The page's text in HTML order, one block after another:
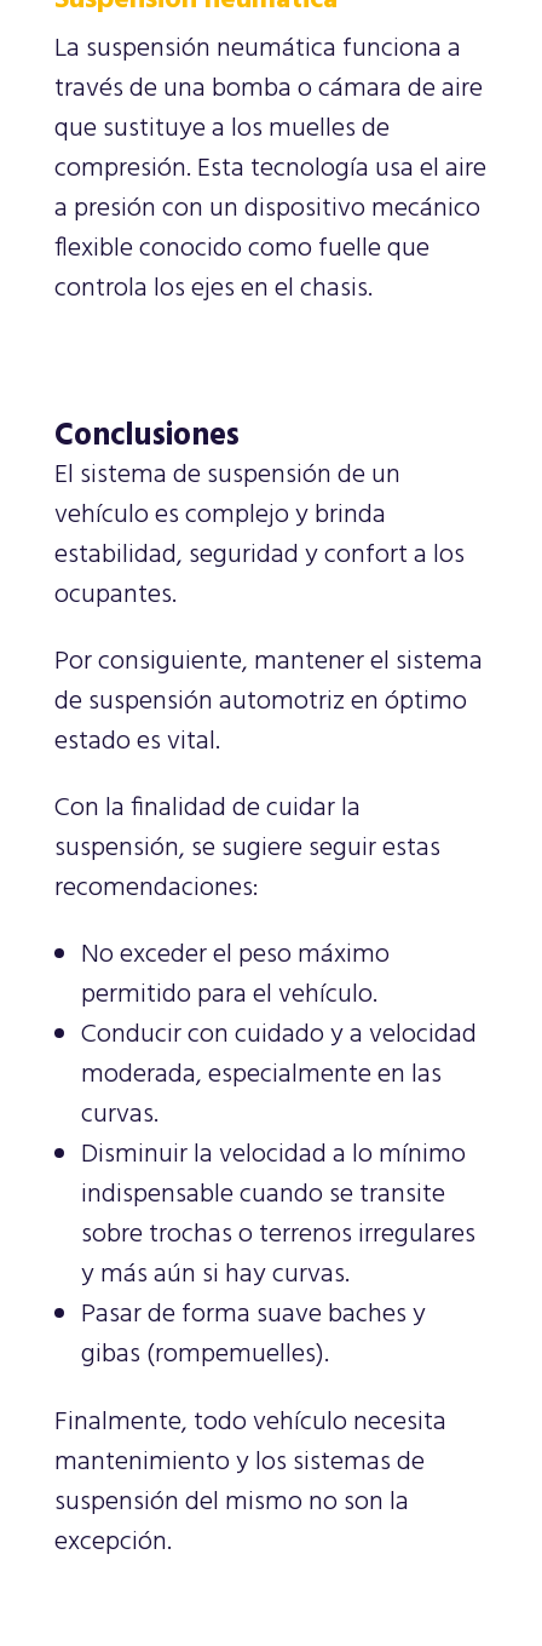
La suspensión neumática funciona a
través de una bomba o cámara de aire
que sustituye a los muelles de
compresión. Esta tecnología usa el aire
a presión con un dispositivo mecánico
flexible conocido como fuelle que
controla los ejes en el chasis.
Conclusiones
El sistema de suspensión de un
vehículo es complejo y brinda
estabilidad, seguridad y confort a los
ocupantes.
Por consiguiente, mantener el sistema
de suspensión automotriz en óptimo
estado es vital.
Con la finalidad de cuidar la
suspensión, se sugiere seguir estas
recomendaciones:
No exceder el peso máximo
permitido para el vehículo.
Conducir con cuidado y a velocidad
moderada, especialmente en las
curvas.
Disminuir la velocidad a lo mínimo
indispensable cuando se transite
sobre trochas o terrenos irregulares
y más aún si hay curvas.
Pasar de forma suave baches y
gibas (rompemuelles).
Finalmente, todo vehículo necesita
mantenimiento y los sistemas de
suspensión del mismo no son la
excepción.